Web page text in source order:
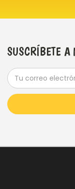
SUSCRÍBETE A
Dirección
de
correo
electrónico